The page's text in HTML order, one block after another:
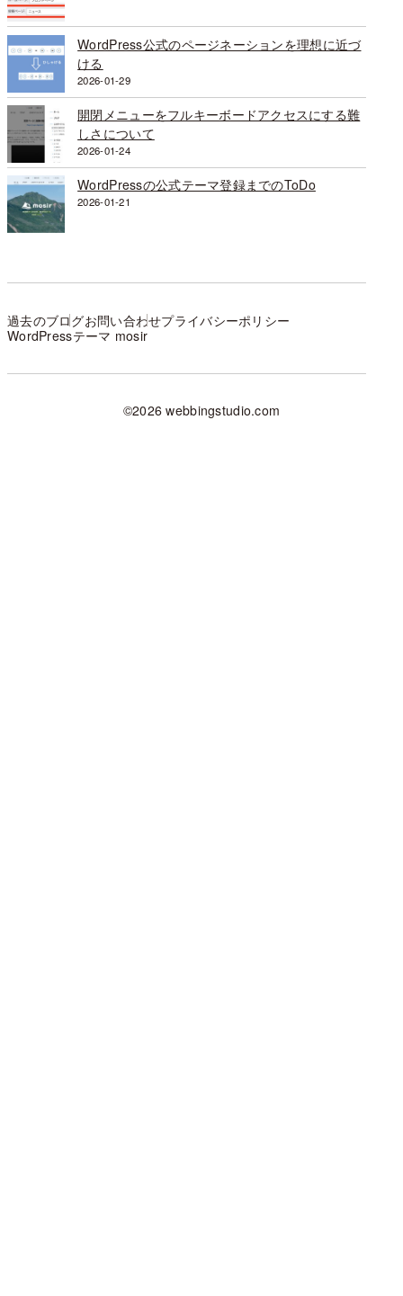
WordPress公式のページネーションを理想に近づ
ける
2026-01-29
開閉メニューをフルキーボードアクセスにする難
しさについて
2026-01-24
WordPressの公式テーマ登録までのToDo
2026-01-21
過去のブログお問い合わせプライバシーポリシー
WordPressテーマ mosir
©2026 webbingstudio.com